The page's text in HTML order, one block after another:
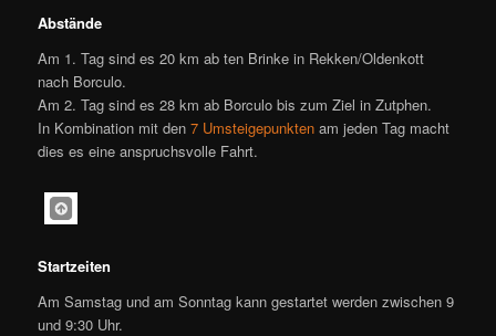
Abstände
Am 1. Tag sind es 20 km ab ten Brinke in Rekken/Oldenkott
nach Borculo.
Am 2. Tag sind es 28 km ab Borculo bis zum Ziel in Zutphen.
In Kombination mit den7 Umsteigepunktenam jeden Tag macht
dies es eine anspruchsvolle Fahrt.
Startzeiten
Am Samstag und am Sonntag kann gestartet werden zwischen 9
und 9:30 Uhr.